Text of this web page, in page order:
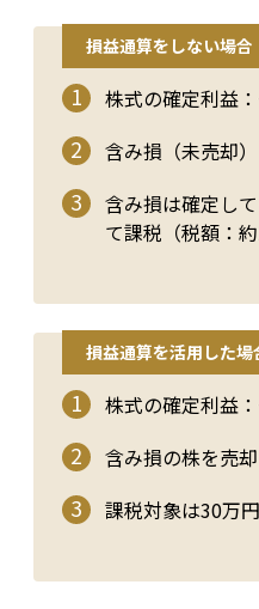
損益通算をしない場合
株式の確定利益
含み損（未売却
含み損は確定し
て課税（税額：約
損益通算を活用した場
株式の確定利益
含み損の株を売
課税対象は30万